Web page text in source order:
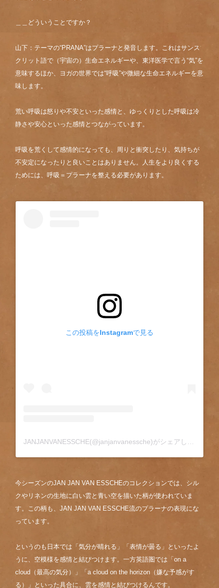
＿＿どういうことですか？
山下：テーマの“PRANA”はプラーナと発音します。これはサンス
クリット語で（宇宙の）生命エネルギーや、東洋医学で言う“気”を
意味するほか、ヨガの世界では“呼吸”や微細な生命エネルギーを意
味します。
荒い呼吸は怒りや不安といった感情と、ゆっくりとした呼吸は冷
静さや安心といった感情とつながっています。
呼吸を荒くして感情的になっても、周りと衝突したり、気持ちが
不安定になったりと良いことはありません。人生をより良くする
ためには、呼吸＝プラーナを整える必要があります。
この投稿をInstagramで見る
今シーズンのJAN JAN VAN ESSCHEのコレクションでは、シル
クやリネンの生地に白い雲と青い空を描いた柄が使われていま
す。この柄も、JAN JAN VAN ESSCHE流のプラーナの表現にな
っています。
というのも日本では「気分が晴れる」「表情が曇る」といったよ
うに、空模様を感情と結びつけます。一方英語圏では「on a
cloud（最高の気分）」「a cloud on the horizon（嫌な予感がす
る）」といった具合に、雲を感情と結びつけるんです。